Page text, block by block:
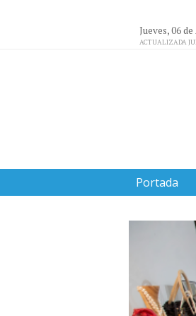
Jueves, 06
ACTUALIZADA
Portada